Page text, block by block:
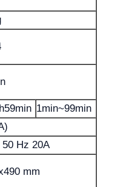
1min~99min
50 Hz 20A
mm